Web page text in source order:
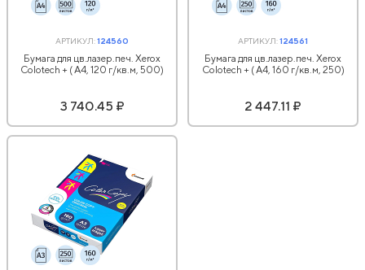
АРТИКУЛ:124560
Бумага для цв.лазер.печ. Xerox
Colotech + ( A4, 120 г/кв.м, 500)
3 740.45 ₽
АРТИКУЛ:124561
Бумага для цв.лазер.печ. Xerox
Colotech + ( A4, 160 г/кв.м, 250)
2 447.11 ₽